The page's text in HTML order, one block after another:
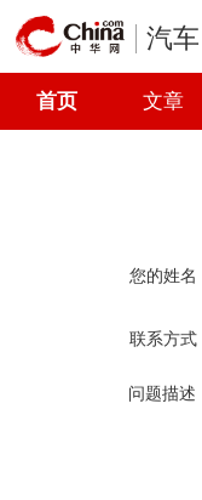
汽车
首页 文章
您的姓名
联系方式
问题描述